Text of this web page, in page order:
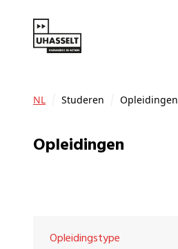
NL Studeren Opleidingen
Opleidingen
Opleidingstype